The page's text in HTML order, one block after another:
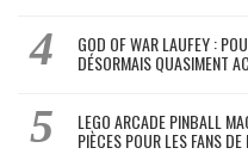
GOD OF WAR LAUFEY :
DÉSORMAIS QUASIMENT
LEGO ARCADE PINBALL
PIÈCES POUR LES FANS DE